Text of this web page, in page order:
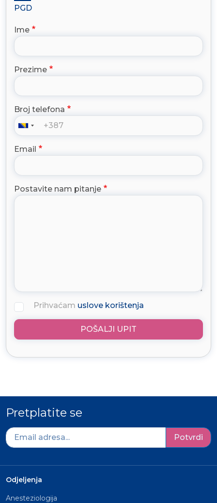
PGD
Ime
Prezime
Broj telefona
Email
Postavite nam pitanje
Prihvaćam uslove korištenja
POŠALJI UPIT
Pretplatite se
Potvrdi
Odjeljenja
Anesteziologija